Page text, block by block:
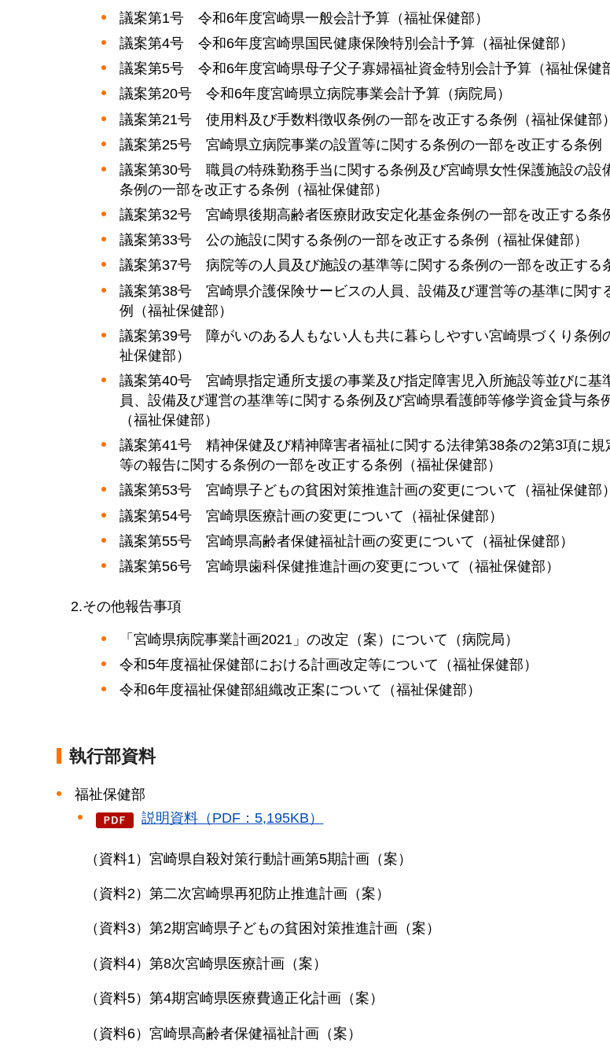
議案第1号 令和6年度宮崎県一般会計予算（福祉保健部）
議案第4号
令和6年度宮崎県国民健康保険特別会計予算（福祉保健部）
議案第5号
令和6年度宮崎県母子父子寡婦福祉資金特別会計予算（福祉保健
議案第20号
令和6年度宮崎県立病院事業会計予算（病院局）
議案第21号
使用料及び手数料徴収条例の一部を改正する条例（福祉保健部）
議案第25号
宮崎県立病院事業の設置等に関する条例の一部を改正する条例
議案第30号
職員の特殊勤務手当に関する条例及び宮崎県女性保護施設の設
条例の一部を改正する条例（福祉保健部）
議案第32号
宮崎県後期高齢者医療財政安定化基金条例の一部を改正する条
議案第33号
公の施設に関する条例の一部を改正する条例（福祉保健部）
議案第37号
病 院等の人員及び施設の基準等に関する条例の一部を改正する
議案第38号
宮崎県介護保険サービスの人員、設備及び運営等の基準に関す
例（福祉保健部）
議案第39号
障がいのある人もない人も共に暮らしやすい宮崎県づくり条例
祉保健部）
議案第40号
宮崎県指定通所支援の事業及び指定障害児入所施設等並びに基
員、設備及び運営の基準等に関する条例及び宮崎県看護師等修学資金貸与条
（福祉保健部）
議案第41号
精神保健及び精神障害者福祉に関する法律第38条の2第3項に
等の報告に関する条例の一部を改正する条例（福祉保健部）
議案第53号
宮崎県子どもの貧困対策推進計画の変更について（福祉保健部）
議案第54号
宮崎県医療計画の変更について（福祉保健部）
議案第55号
宮崎県高齢者保健福祉計画の変更について（福祉保健部）
議案第56号
宮崎県歯科保健推進計画の変更について（福祉保健部）
2.その他報告事項
「宮崎県病院事業計画2021」の改定（案）について（病院局）
令和5年度福祉保健部における計画改定等について（福祉保健部）
令和6年度福祉保健部組織改正案について（福祉保健部）
執行部資料
福祉保健部
説明資料（PDF：5,195KB）
（資料1）宮崎県自殺対策行動計画第5期計画（案）
（資料2）第二次宮崎県再犯防止推進計画（案）
（資料3）第2期宮崎県子どもの貧困対策推進計画（案）
（資料4）第8次宮崎県医療計画（案）
（資料5）第4期宮崎県医療費適正化計画（案）
（資料6）宮崎県高齢者保健福祉計画（案）